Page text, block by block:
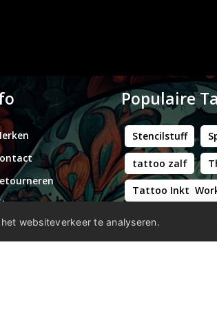
Populaire
Stencilstuff
tattoo zalf
Tattoo Inkt
Hustle Butter
Professional -
websiteverkeer te analyseren.